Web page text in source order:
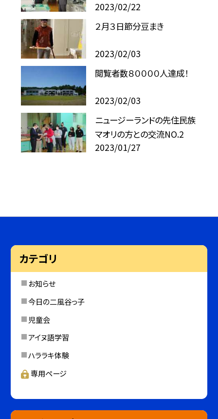
2023/02/22
２月３日節分豆まき
2023/02/03
閲覧者数８００００人達成！
2023/02/03
ニュージーランドの先住民族
マオリの方との交流NO.2
2023/01/27
カテゴリ
お知らせ
今日の二風谷っ子
児童会
アイヌ語学習
ハララキ体験
専用ページ